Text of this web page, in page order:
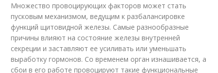
Множество провоцирующих факторов может стать
пусковым механизмом, ведущим к разбалансировке
функций щитовидной железы. Самые разнообразные
причины влияют на состояние железы внутренней
секреции и заставляют ее усиливать или уменьшать
выработку гормонов. Со временем орган изнашивается, а
сбои в его работе провоцируют такие функциональные